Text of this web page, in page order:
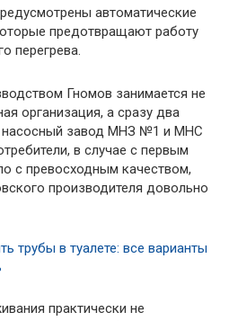
автоматические
предотвращают работу
перегрева.
Гномов занимается не
организация, а сразу два
насосный завод МНЗ №1 и МНС
в случае с первым
с превосходным качеством,
производителя довольно
трубы в туалете: все варианты
практически не